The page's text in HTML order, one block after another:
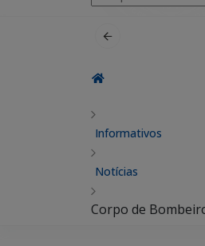
por:
Informativos
Notícias
Corpo de